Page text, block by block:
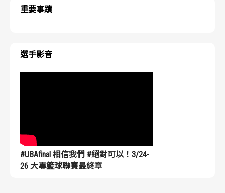
重要事蹟
選手影音
#UBAfinal 相信我們 #絕對可以！3/24-
26 大專籃球聯賽最終章